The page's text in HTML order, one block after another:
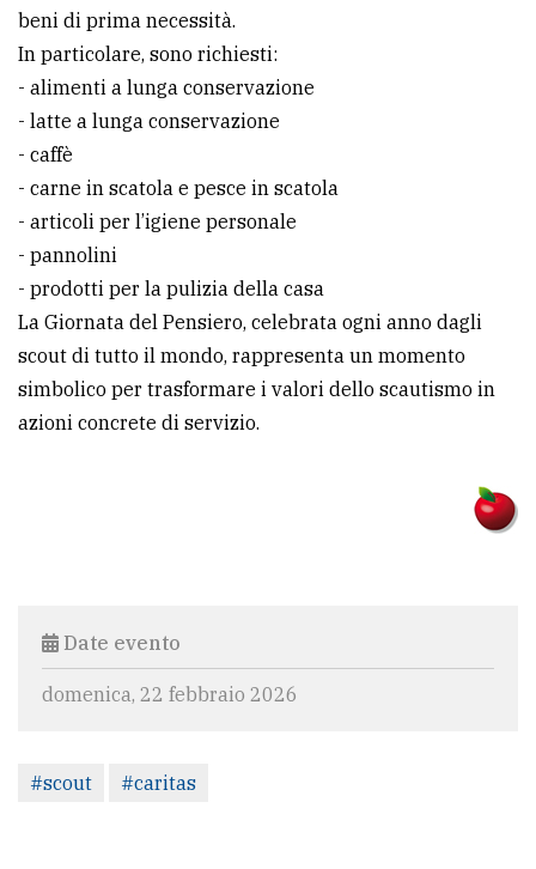
ALTRE
TESTATE
PRIVACY
Privacy
policy
Cookie
policy
beni di prima necessità.
In particolare, sono richiesti:
- alimenti a lunga conservazione
- latte a lunga conservazione
- caffè
- carne in scatola e pesce in scatola
- articoli per l’igiene personale
- pannolini
- prodotti per la pulizia della casa
La Giornata del Pensiero, celebrata ogni anno dagli
scout di tutto il mondo, rappresenta un momento
simbolico per trasformare i valori dello scautismo in
azioni concrete di servizio.
Date evento
domenica, 22 febbraio 2026
#scout #caritas